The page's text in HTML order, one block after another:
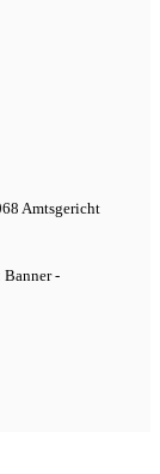
Amtsgericht
Banner -